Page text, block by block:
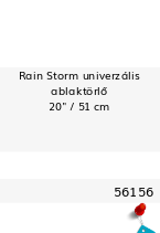
Rain Storm univerzális
ablaktörlő
20" / 51 cm
56156